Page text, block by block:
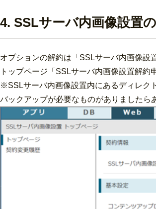
4. SSLサーバ内画像設置
オプションの解約は「SSLサーバ内画像設
トップページ「SSLサーバ内画像設置解
※SSLサーバ内画像設置内にあるディレク
バックアップが必要なものがありましたら